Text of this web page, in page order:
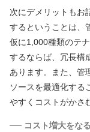
次にデメリットもお
するということは、
仮に1,000種類のテ
するならば、冗長構
あります。また、管
ソースを最適化する
やすくコストがかさ
── コスト増大をな